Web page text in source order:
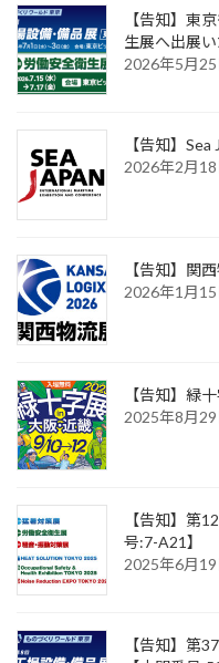
【告知】東
生展へ出展い
2026年5月25
【告知】
2026年2月18
【告知】関
2026年1月15
【告知】緑
2025年8月29
【告知】第
号:7-A21】
2025年6月19
【告知】第